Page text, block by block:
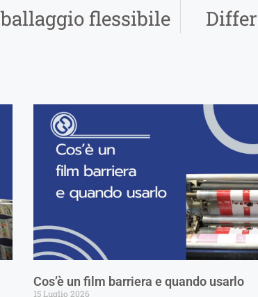
flessibile
Cos’è un film barriera e quando usarlo
15 Luglio 2026